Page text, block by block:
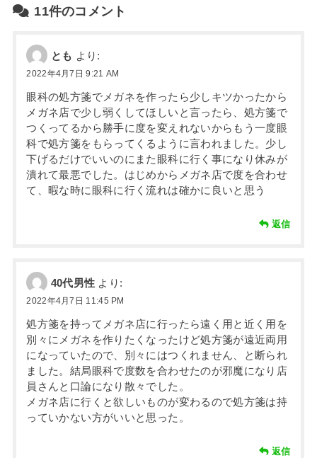
11件のコメント
とも より:
2022年4月7日 9:21 AM
眼科の処方箋でメガネを作ったら少しキツかったから
メガネ店で少し弱くしてほしいと言ったら、処方箋で
つくってるから勝手に度を変えれないからもう一度眼
科で処方箋をもらってくるように言われました。少し
下げるだけでいいのにまた眼科に行く事になり休みが
潰れて最悪でした。はじめからメガネ店で度を合わせ
て、暇な時に眼科に行く流れは確かに良いと思う
返信
40代男性 より:
2022年4月7日 11:45 PM
処方箋を持ってメガネ店に行ったら遠く用と近く用を
別々にメガネを作りたくなったけど処方箋が遠近両用
になっていたので、別々にはつくれません、と断られ
ました。結局眼科で度数を合わせたのが邪魔になり店
員さんと口論になり散々でした。
メガネ店に行くと欲しいものが変わるので処方箋は持
っていかない方がいいと思った。
返信